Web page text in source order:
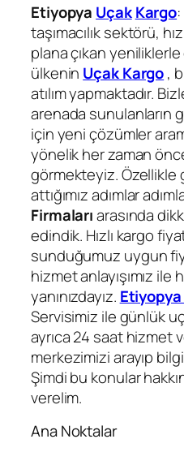
Etiyopya Uçak Kargo
taşımacılık sektörü,
plana çıkan
ülkenin Uçak Kargo,
atılım yapmaktadır.
arenada sunulanların
için yeni çözümler
yönelik her zaman
görmekteyiz. Özellikle
attığımız adımlar
Firmalarıarasında
edindik. Hızlı kargo
sunduğumuz uygun
hizmet anlayışımız ile
yanınızdayız.
Servisimiz ile günlük
ayrıca 24 saat hizmet
merkezimizi arayıp
Şimdi bu konular
verelim.
Ana Noktalar